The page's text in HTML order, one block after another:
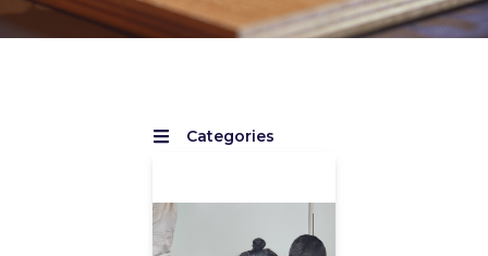
Categories
Baile
Debate
Diario Escolar